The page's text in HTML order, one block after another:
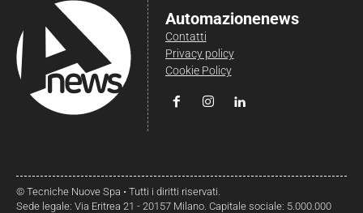
Automazionenews
Contatti
Privacy policy
Cookie Policy
© Tecniche Nuove Spa • Tutti i diritti riservati.
Sede legale: Via Eritrea 21 - 20157 Milano. Capitale sociale: 5.000.000